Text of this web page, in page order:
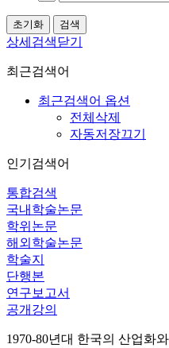
상세검색닫기
최근검색어
최근검색어 옵션
전체삭제
자동저장끄기
인기검색어
통합검색
국내학술논문
학위논문
해외학술논문
학술지
단행본
연구보고서
공개강의
1970-80년대 한국의 산업화